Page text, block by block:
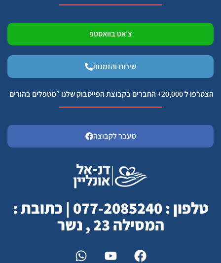
צ׳אט בוואסטפ
שירות והזמנות
הצטרפו ל 20,000+ החברים בקבוצת הפייסבוק שלנו ״מטפלים בהורים
מעבר לקבוצה
טלפון : 077-2085240 | כתובת :
המסילה 23 , נשר